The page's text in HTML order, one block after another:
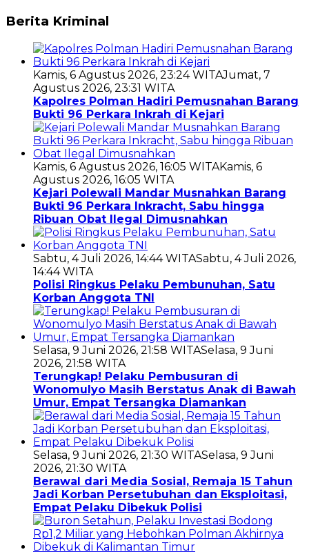
Berita Kriminal
Kamis, 6 Agustus 2026, 23:24 WITAJumat, 7
Agustus 2026, 23:31 WITA
Kapolres Polman Hadiri Pemusnahan Barang
Bukti 96 Perkara Inkrah di Kejari
Kamis, 6 Agustus 2026, 16:05 WITAKamis, 6
Agustus 2026, 16:05 WITA
Kejari Polewali Mandar Musnahkan Barang
Bukti 96 Perkara Inkracht, Sabu hingga
Ribuan Obat Ilegal Dimusnahkan
Sabtu, 4 Juli 2026, 14:44 WITASabtu, 4 Juli 2026,
14:44 WITA
Polisi Ringkus Pelaku Pembunuhan, Satu
Korban Anggota TNI
Selasa, 9 Juni 2026, 21:58 WITASelasa, 9 Juni
2026, 21:58 WITA
Terungkap! Pelaku Pembusuran di
Wonomulyo Masih Berstatus Anak di Bawah
Umur, Empat Tersangka Diamankan
Selasa, 9 Juni 2026, 21:30 WITASelasa, 9 Juni
2026, 21:30 WITA
Berawal dari Media Sosial, Remaja 15 Tahun
Jadi Korban Persetubuhan dan Eksploitasi,
Empat Pelaku Dibekuk Polisi